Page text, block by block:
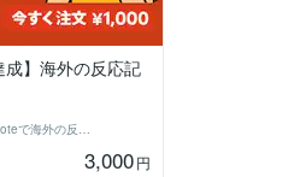
】海外の反応記
ふぃえすた noteで海外の反応記事投稿
3,000円